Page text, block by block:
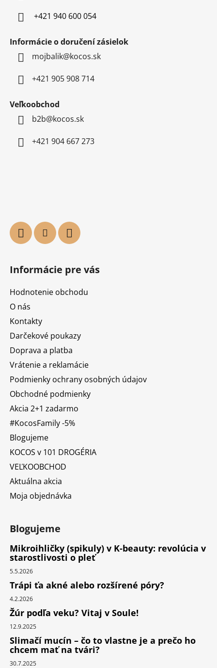
+421 940 600 054
Informácie o doručení zásielok
mojbalik@kocos.sk
+421 905 908 714
Veľkoobchod
b2b@kocos.sk
+421 904 667 273
Informácie pre vás
Hodnotenie obchodu
O nás
Kontakty
Darčekové poukazy
Doprava a platba
Vrátenie a reklamácie
Podmienky ochrany osobných údajov
Obchodné podmienky
Akcia 2+1 zadarmo
#KocosFamily -5%
Blogujeme
KOCOS v 101 DROGÉRIA
VEĽKOOBCHOD
Aktuálna akcia
Moja objednávka
Blogujeme
Mikroihličky (spikuly) v K-beauty: revolúcia v
starostlivosti o pleť
5.5.2026
Trápi ťa akné alebo rozšírené póry?
4.2.2026
Žúr podľa veku? Vitaj v Soule!
12.9.2025
Slimačí mucín – čo to vlastne je a prečo ho
chcem mať na tvári?
30.7.2025